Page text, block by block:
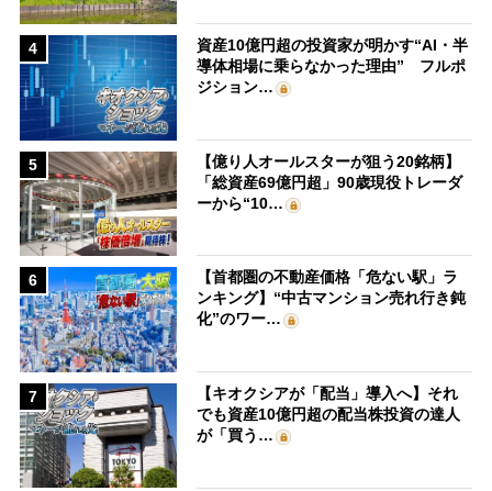
4
資産10億円超の投資家が明かす“AI・半
導体相場に乗らなかった理由” フルポ
ジション…
5
【億り人オールスターが狙う20銘柄】
「総資産69億円超」90歳現役トレーダ
ーから“10…
6
【首都圏の不動産価格「危ない駅」ラ
ンキング】“中古マンション売れ行き鈍
化”のワー…
7
【キオクシアが「配当」導入へ】それ
でも資産10億円超の配当株投資の達人
が「買う…